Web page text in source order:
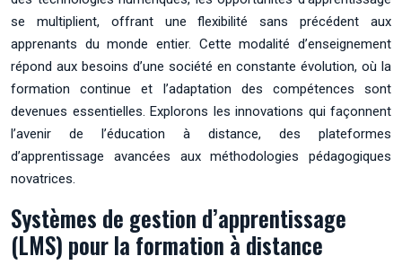
se multiplient, offrant une flexibilité sans précédent aux
apprenants du monde entier. Cette modalité d’enseignement
répond aux besoins d’une société en constante évolution, où la
formation continue et l’adaptation des compétences sont
devenues essentielles. Explorons les innovations qui façonnent
l’avenir de l’éducation à distance, des plateformes
d’apprentissage avancées aux méthodologies pédagogiques
novatrices.
Systèmes de gestion d’apprentissage
(LMS) pour la formation à distance